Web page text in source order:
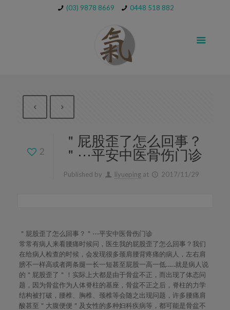
(03) 9878 8669 0448 518 882
2
＂屁股歪了怎么回事？
＂⋯平安中医骨伤门诊
Published by liyueping at 2017/11/29
＂屁股歪了怎么回事？＂⋯平安中医骨伤门诊
常常有病人来看腰痛时候问，医生我的屁股歪了怎么回事？我们
在给病人检查的时候，会发现很多颈肩腰背疼痛的病人，左右肩
膀不一样高或者两条腿一长一短甚至屁股一高一低……就是病人说
的＂屁股歪了＂！实际上大都是由于骨盆不正，而出现了体态问
题，因为骨盆作为人体脊柱的基座，骨盆不正之后，脊柱的力学
结构被打破，腰椎、胸椎、颈椎等会随之出现问题，许多腰痛肩
酸甚至＂大腹便便＂及女性的多种妇科疾病等，都可能是骨盆不